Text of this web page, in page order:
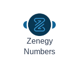
Zenegy
Numbers